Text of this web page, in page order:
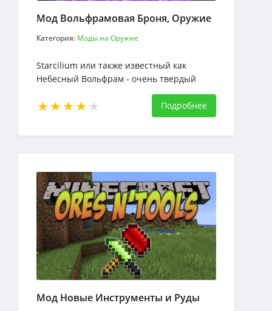
Мод Вольфрамовая Броня, Оружие
Категория: Моды на Оружие
Starcilium или также известный как
Небесный Вольфрам - очень твердый
металл, способный к проводимости и
манипулированию энергией
Подробнее
Мод Новые Инструменты и Руды